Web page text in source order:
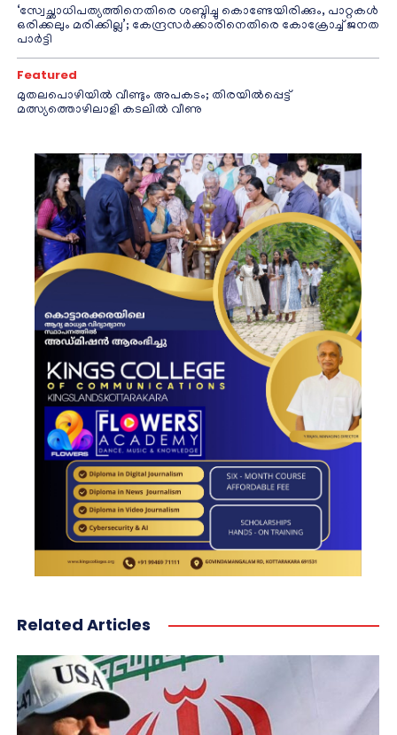
‘സ്വേച്ഛാധിപത്യത്തിനെതിരെ ശബ്ദിച്ചു കൊണ്ടേയിരിക്കും, പാറ്റകൾ
ഒരിക്കലും മരിക്കില്ല’; കേന്ദ്രസർക്കാരിനെതിരെ കോക്രോച്ച് ജനത
പാർട്ടി
Featured
മുതലപൊഴിയിൽ വീണ്ടും അപകടം; തിരയിൽപ്പെട്ട്
മത്സ്യത്തൊഴിലാളി കടലിൽ വീണു
Related Articles